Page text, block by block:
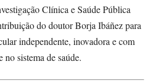
Clínica e Saúde Pública
do doutor Borja Ibáñez para
independente, inovadora e com
sistema de saúde.